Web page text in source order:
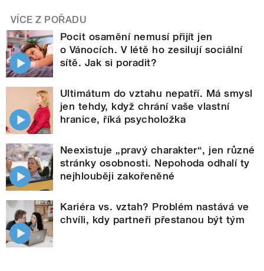
VÍCE Z POŘADU
Pocit osamění nemusí přijít jen
o Vánocích. V létě ho zesilují sociální
sítě. Jak si poradit?
Ultimátum do vztahu nepatří. Má smysl
jen tehdy, když chrání vaše vlastní
hranice, říká psycholožka
Neexistuje „pravý charakter“, jen různé
stránky osobnosti. Nepohoda odhalí ty
nejhlouběji zakořeněné
Kariéra vs. vztah? Problém nastává ve
chvíli, kdy partneři přestanou být tým